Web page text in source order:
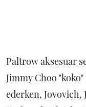
Paltrow aksesuar
Jimmy Choo
ederken, Jovovich,